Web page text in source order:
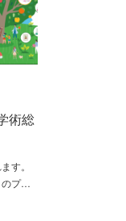
術総
す。
のプ…